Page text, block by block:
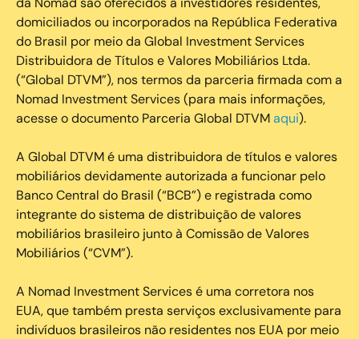
domiciliados ou incorporados na República Federativa
do Brasil por meio da Global Investment Services
Distribuidora de Títulos e Valores Mobiliários Ltda.
(“Global DTVM”), nos termos da parceria firmada com a
Nomad Investment Services (para mais informações,
acesse o documento Parceria Global DTVMaqui).
A Global DTVM é uma distribuidora de títulos e valores
mobiliários devidamente autorizada a funcionar pelo
Banco Central do Brasil (“BCB”) e registrada como
integrante do sistema de distribuição de valores
mobiliários brasileiro junto à Comissão de Valores
Mobiliários (“CVM”).
‍A Nomad Investment Services é uma corretora nos
EUA, que também presta serviços exclusivamente para
indivíduos brasileiros não residentes nos EUA por meio